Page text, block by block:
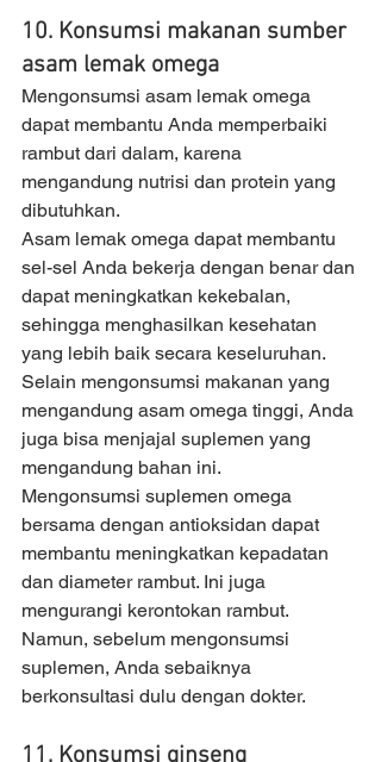
10. Konsumsi makanan sumber
asam lemak omega
Mengonsumsi asam lemak omega
dapat membantu Anda memperbaiki
rambut dari dalam, karena
mengandung nutrisi dan protein yang
dibutuhkan.
Asam lemak omega dapat membantu
sel-sel Anda bekerja dengan benar dan
dapat meningkatkan kekebalan,
sehingga menghasilkan kesehatan
yang lebih baik secara keseluruhan.
Selain mengonsumsi makanan yang
mengandung asam omega tinggi, Anda
juga bisa menjajal suplemen yang
mengandung bahan ini.
Mengonsumsi suplemen omega
bersama dengan antioksidan dapat
membantu meningkatkan kepadatan
dan diameter rambut. Ini juga
mengurangi kerontokan rambut.
Namun, sebelum mengonsumsi
suplemen, Anda sebaiknya
berkonsultasi dulu dengan dokter.
11. Konsumsi ginseng